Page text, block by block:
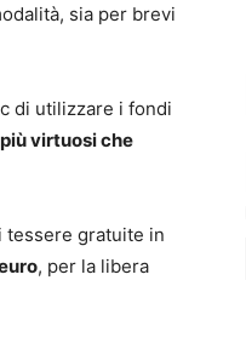
sia per brevi
di utilizzare i fondi
virtuosi che
tessere gratuite in
, per la libera